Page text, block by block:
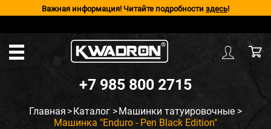
Важная информация! Читайте подробности здесь!
+7 985 800 2715
Главная >Каталог >Машинки татуировочные >
Машинка "Enduro - Pen Black Edition"